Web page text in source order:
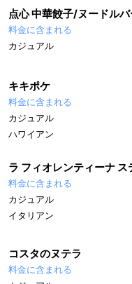
点心 中華餃子/ヌードルバ
料金に含まれる
カジュアル
キキポケ
料金に含まれる
カジュアル
ハワイアン
ラ フィオレンティーナ ス
料金に含まれる
カジュアル
イタリアン
コスタのヌテラ
料金に含まれる